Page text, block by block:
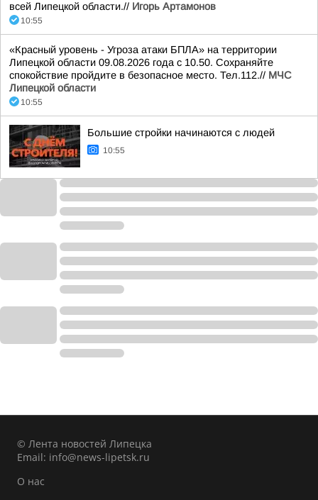
всей Липецкой области.// Игорь Артамонов
10:55
«Красный уровень - Угроза атаки БПЛА» на территории
Липецкой области 09.08.2026 года с 10.50. Сохраняйте
спокойствие пройдите в безопасное место. Тел.112.// МЧС
Липецкой области
10:55
Большие стройки начинаются с людей
10:55
© Лента новостей Липецка
Email: info@news-lipetsk.ru
О нас